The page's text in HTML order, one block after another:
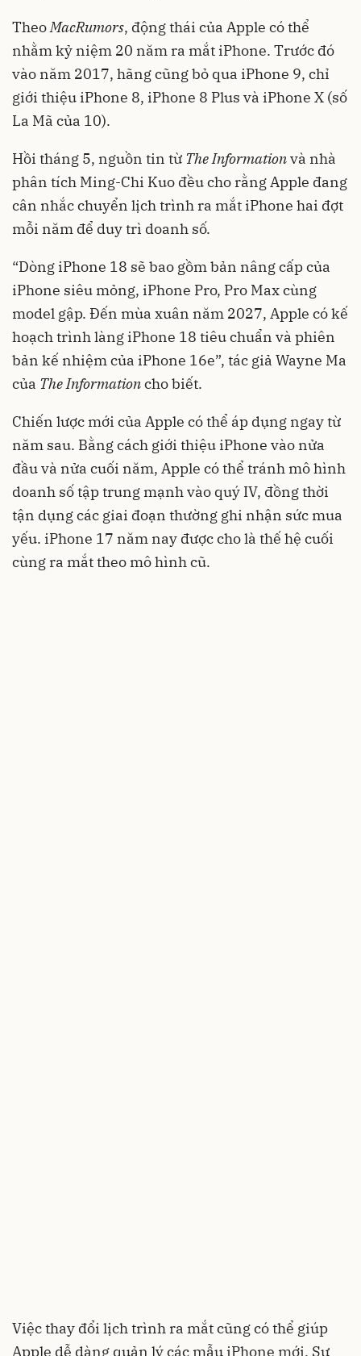
TheoMacRumors, động thái của Apple có thể
nhằm kỷ niệm 20 năm ra mắt iPhone. Trước đó
vào năm 2017, hãng cũng bỏ qua iPhone 9, chỉ
giới thiệu iPhone 8, iPhone 8 Plus và iPhone X (số
La Mã của 10).
Hồi tháng 5, nguồn tin từ The Informationvà nhà
phân tích Ming-Chi Kuo đều cho rằng Apple đang
cân nhắc chuyển lịch trình ra mắt iPhone hai đợt
mỗi năm để duy trì doanh số.
“Dòng iPhone 18 sẽ bao gồm bản nâng cấp của
iPhone siêu mỏng, iPhone Pro, Pro Max cùng
model gập. Đến mùa xuân năm 2027, Apple có kế
hoạch trình làng iPhone 18 tiêu chuẩn và phiên
bản kế nhiệm của iPhone 16e”, tác giả Wayne Ma
của The Informationcho biết.
Chiến lược mới của Apple có thể áp dụng ngay từ
năm sau. Bằng cách giới thiệu iPhone vào nửa
đầu và nửa cuối năm, Apple có thể tránh mô hình
doanh số tập trung mạnh vào quý IV, đồng thời
tận dụng các giai đoạn thường ghi nhận sức mua
yếu. iPhone 17 năm nay được cho là thế hệ cuối
cùng ra mắt theo mô hình cũ.
Việc thay đổi lịch trình ra mắt cũng có thể giúp
Apple dễ dàng quản lý các mẫu iPhone mới. Sự